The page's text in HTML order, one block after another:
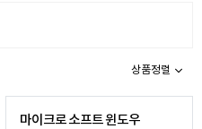
상품정렬
마이크로 소프트 윈도우